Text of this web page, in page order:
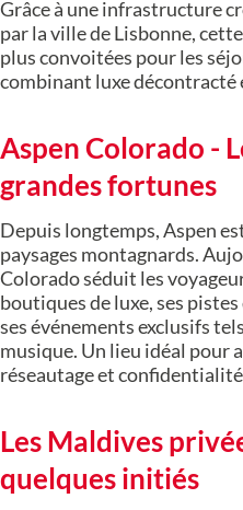
Grâce à une infrastructure
par la ville de Lisbonne,
plus convoitées pour les
combinant luxe décontracté
Aspen Colorado -
grandes fortunes
Depuis longtemps, Aspen
paysages montagnards.
Colorado séduit les
boutiques de luxe, ses
ses événements exclusifs
musique. Un lieu idéal pour
réseautage et
Les Maldives
quelques initiés